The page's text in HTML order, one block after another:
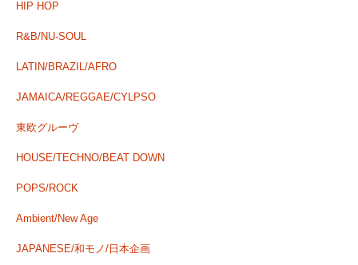
HIP HOP
R&B/NU-SOUL
LATIN/BRAZIL/AFRO
JAMAICA/REGGAE/CYLPSO
東欧グルーヴ
HOUSE/TECHNO/BEAT DOWN
POPS/ROCK
Ambient/New Age
JAPANESE/和モノ/日本企画